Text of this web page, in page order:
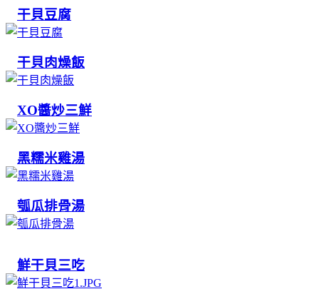
干貝豆腐
干貝肉燥飯
XO醬炒三鮮
黑糯米雞湯
瓠瓜排骨湯
鮮干貝三吃